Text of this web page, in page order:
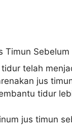
telah
jus
tidur
jus timun